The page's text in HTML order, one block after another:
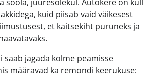
kuid piisab vaid väikesest
et kaitsekiht puruneks ja
saab jagada kolme peamisse
määravad ka remondi keerukuse: